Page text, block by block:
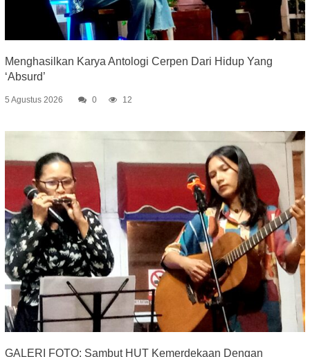
Menghasilkan Karya Antologi Cerpen Dari Hidup Yang
‘Absurd’
5 Agustus 2026 0 12
GALERI FOTO: Sambut HUT Kemerdekaan Dengan